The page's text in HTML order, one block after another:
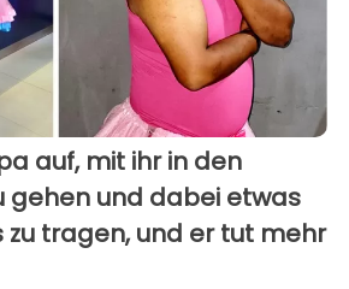
auf, mit ihr in den
gehen und dabei etwas
zu tragen, und er tut mehr